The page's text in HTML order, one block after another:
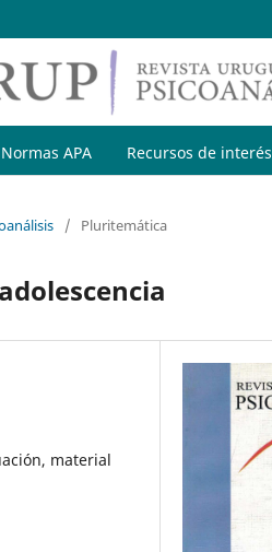
Normas APA Recursos de interés
/ Pluritemática
material